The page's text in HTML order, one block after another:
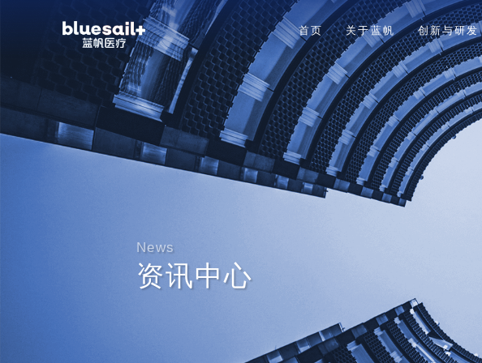
首页 关于蓝帆 创新与研发
News
资讯中心